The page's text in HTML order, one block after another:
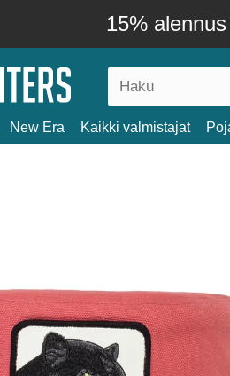
15%
New Era Kaikki valmistajat